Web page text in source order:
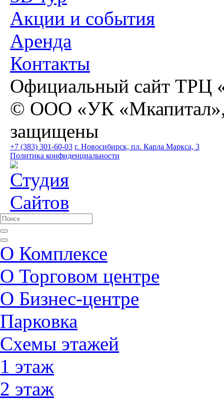
Акции и cобытия
Аренда
Контакты
Официальный сайт ТРЦ
© ООО «УК «Мкапитал»,
защищены
+7 (383) 301-60-03 г. Новосибирск, пл. Карла Маркса, 3
Политика конфиденциальности
О Комплексе
О Торговом центре
О Бизнес-центре
Парковка
Схемы этажей
1 этаж
2 этаж